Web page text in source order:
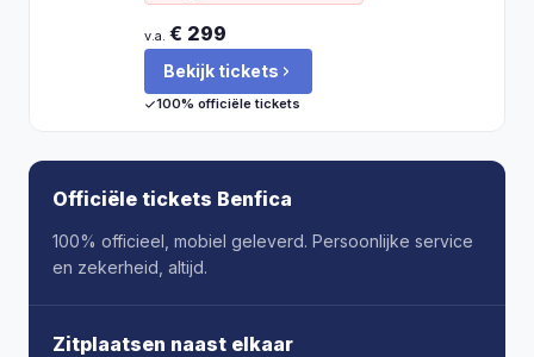
v.a. € 299
Bekijk tickets
100% officiële tickets
Officiële tickets Benfica
100% officieel, mobiel geleverd. Persoonlijke service
en zekerheid, altijd.
Zitplaatsen naast elkaar